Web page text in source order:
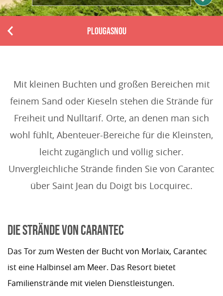
P
u
PLOUGASNOU
Mit kleinen Buchten und großen Bereichen mit
feinem Sand oder Kieseln stehen die Strände für
Freiheit und Nulltarif. Orte, an denen man sich
wohl fühlt, Abenteuer-Bereiche für die Kleinsten,
leicht zugänglich und völlig sicher.
Unvergleichliche Strände finden Sie von Carantec
über Saint Jean du Doigt bis Locquirec.
DIE STRÄNDE VON CARANTEC
Das Tor zum Westen der Bucht von Morlaix, Carantec
ist eine Halbinsel am Meer. Das Resort bietet
Familienstrände mit vielen Dienstleistungen.